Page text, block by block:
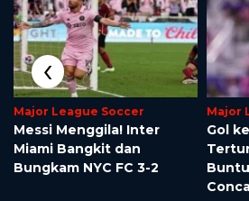
Major League Soccer
Messi Menggila! Inter
Miami Bangkit dan
Bungkam NYC FC 3-2
Major
Gol
‹